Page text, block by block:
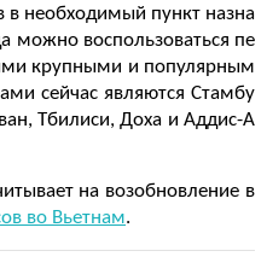
необходимый пункт назна
можно воспользоваться пе
крупными и популярным
сейчас являются Стамбу
Тбилиси, Доха и Аддис-А
на возобновление в
во Вьетнам.